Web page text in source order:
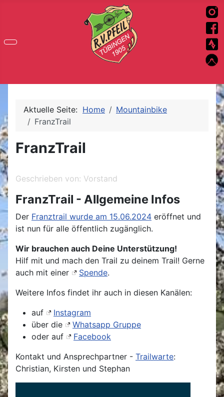
Aktuelle Seite: Home
Mountainbike
FranzTrail
FranzTrail
Geschrieben von: Vorstand
FranzTrail - Allgemeine Infos
Der Franztrail wurde am 15.06.2024 eröffnet und
ist nun für alle öffentlich zugänglich.
Wir brauchen auch Deine Unterstützung!
Hilf mit und mach den Trail zu deinem Trail! Gerne
auch mit einer
Spende.
Weitere Infos findet ihr auch in diesen Kanälen:
auf
Instagram
über die
Whatsapp Gruppe
oder auf
Facebook
Kontakt und Ansprechpartner - Trailwarte:
Christian, Kirsten und Stephan